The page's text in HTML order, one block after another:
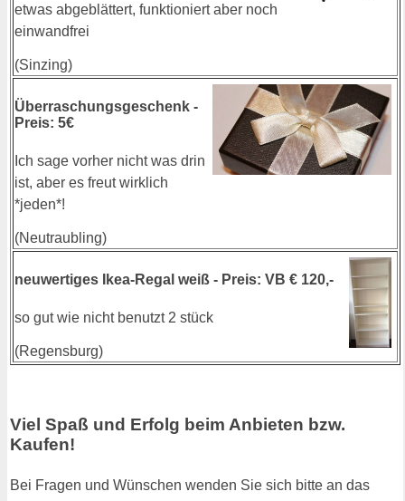
etwas abgeblättert, funktioniert aber noch
einwandfrei
(Sinzing)
Überraschungsgeschenk -
Preis: 5€
Ich sage vorher nicht was drin
ist, aber es freut wirklich
*jeden*!
(Neutraubling)
neuwertiges Ikea-Regal weiß - Preis: VB € 120,-
so gut wie nicht benutzt 2 stück
(Regensburg)
Viel Spaß und Erfolg beim Anbieten bzw.
Kaufen!
Bei Fragen und Wünschen wenden Sie sich bitte an das